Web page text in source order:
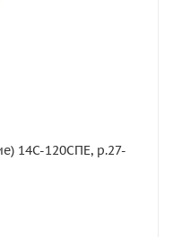
14С-120СПЕ, р.27-